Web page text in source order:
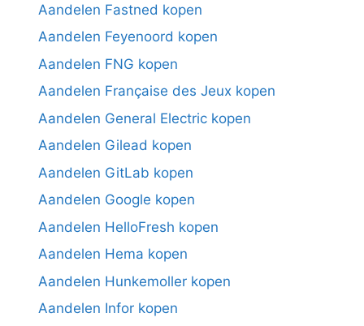
Aandelen Fastned kopen
Aandelen Feyenoord kopen
Aandelen FNG kopen
Aandelen Française des Jeux kopen
Aandelen General Electric kopen
Aandelen Gilead kopen
Aandelen GitLab kopen
Aandelen Google kopen
Aandelen HelloFresh kopen
Aandelen Hema kopen
Aandelen Hunkemoller kopen
Aandelen Infor kopen